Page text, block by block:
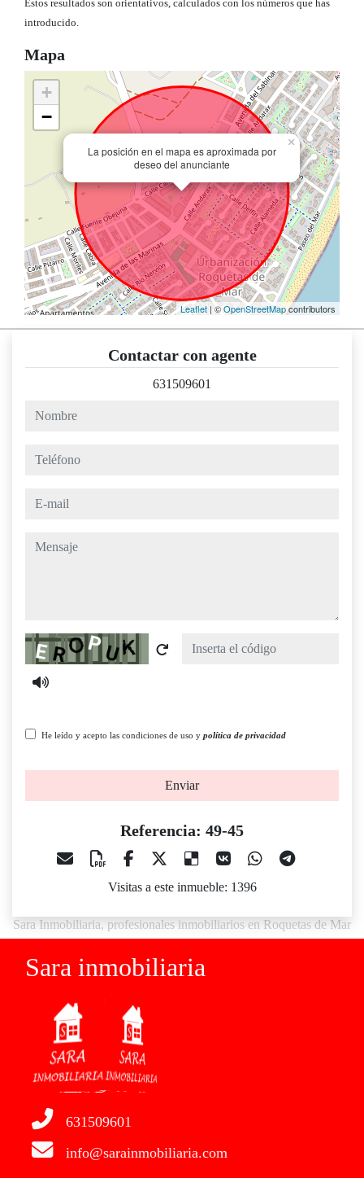
Estos resultados son orientativos, calculados con los números que has
introducido.
Mapa
La posición en el mapa es aproximada por
deseo del anunciante
×
+
−
Leaflet | ©OpenStreetMapcontributors
Contactar con agente
631509601
nombre
teléfono
e-mail
mensaje
Captcha
He leído y acepto las condiciones de uso y política de privacidad
Enviar
Referencia: 49-45
Visitas a este inmueble: 1396
Sara Inmobiliaria, profesionales inmobiliarios en Roquetas de Mar
Sara inmobiliaria
631509601
info@sarainmobiliaria.com